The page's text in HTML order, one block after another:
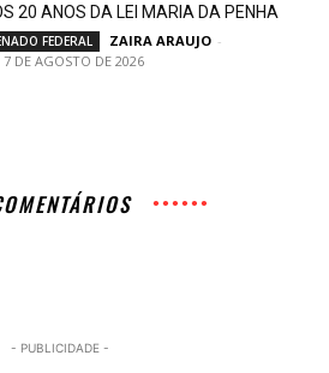
20 ANOS DA LEI MARIA DA PENHA
FEDERAL ZAIRA ARAUJO -
7 DE AGOSTO DE 2026
- PUBLICIDADE -